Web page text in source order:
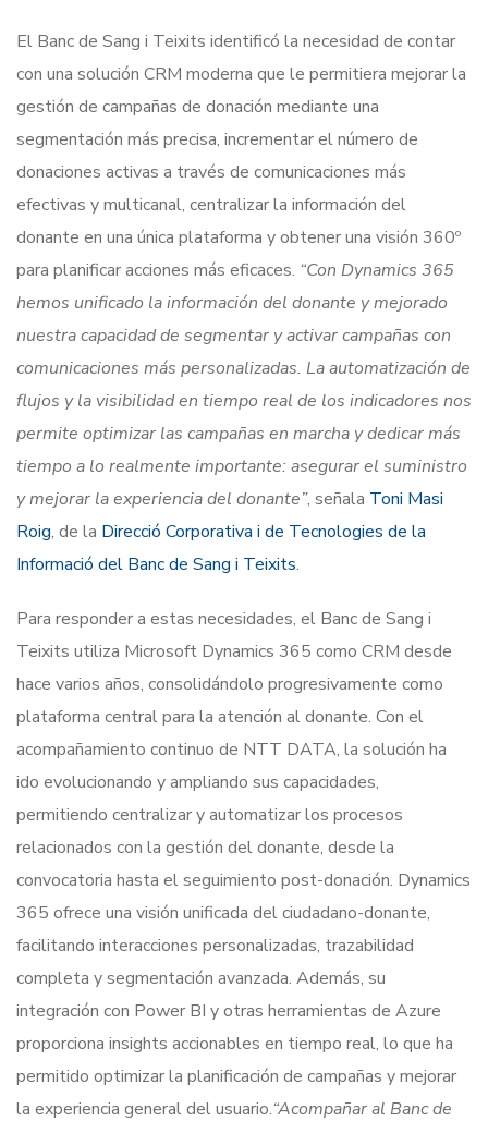
El Banc de Sang i Teixits identificó la necesidad de contar
con una solución CRM moderna que le permitiera mejorar la
gestión de campañas de donación mediante una
segmentación más precisa, incrementar el número de
donaciones activas a través de comunicaciones más
efectivas y multicanal, centralizar la información del
donante en una única plataforma y obtener una visión 360º
para planificar acciones más eficaces. “Con Dynamics 365
hemos unificado la información del donante y mejorado
nuestra capacidad de segmentar y activar campañas con
comunicaciones más personalizadas. La automatización de
flujos y la visibilidad en tiempo real de los indicadores nos
permite optimizar las campañas en marcha y dedicar más
tiempo a lo realmente importante: asegurar el suministro
y mejorar la experiencia del donante”, señala Toni Masi
Roig, de la Direcció Corporativa i de Tecnologies de la
Informació del Banc de Sang i Teixits.
Para responder a estas necesidades, el Banc de Sang i
Teixits utiliza Microsoft Dynamics 365 como CRM desde
hace varios años, consolidándolo progresivamente como
plataforma central para la atención al donante. Con el
acompañamiento continuo de NTT DATA, la solución ha
ido evolucionando y ampliando sus capacidades,
permitiendo centralizar y automatizar los procesos
relacionados con la gestión del donante, desde la
convocatoria hasta el seguimiento post-donación. Dynamics
365 ofrece una visión unificada del ciudadano-donante,
facilitando interacciones personalizadas, trazabilidad
completa y segmentación avanzada. Además, su
integración con Power BI y otras herramientas de Azure
proporciona insights accionables en tiempo real, lo que ha
permitido optimizar la planificación de campañas y mejorar
la experiencia general del usuario.“Acompañar al Banc de